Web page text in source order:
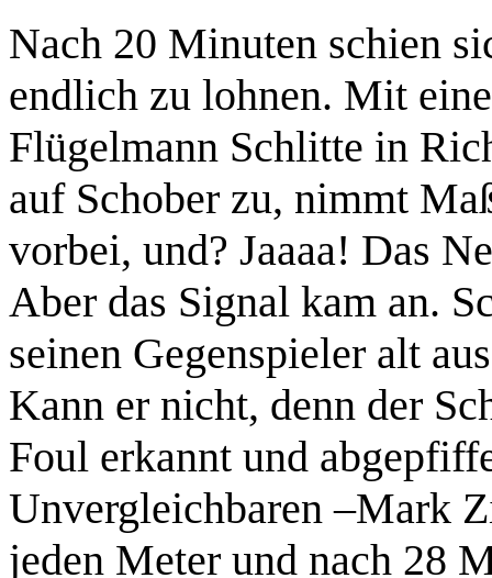
Nach 20 Minuten schien
endlich zu lohnen. Mit
Flügelmann Schlitte in
auf Schober zu, nimmt
vorbei, und? Jaaaa! Das
Aber das Signal kam an.
seinen Gegenspieler alt
Kann er nicht, denn der
Foul erkannt und
Unvergleichbaren –Mark
jeden Meter und nach 28